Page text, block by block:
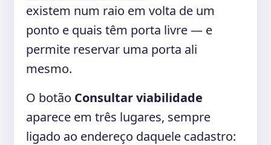
existem num raio em volta de um
ponto e quais têm porta livre — e
permite reservar uma porta ali
mesmo.
O botão Consultar viabilidade
aparece em três lugares, sempre
ligado ao endereço daquele cadastro: